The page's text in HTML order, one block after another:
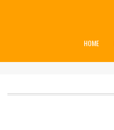
HOME